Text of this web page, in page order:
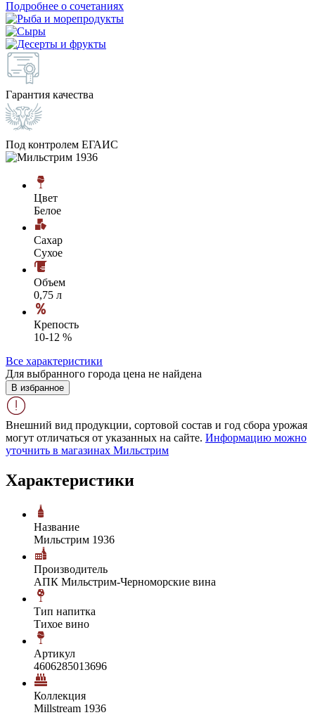
Подробнее о сочетаниях
Гарантия качества
Под контролем ЕГАИС
Цвет
Белое
Сахар
Сухое
Объем
0,75 л
Крепость
10-12 %
Все характеристики
Для выбранного города цена не найдена
В избранное
Внешний вид продукции, сортовой состав и год сбора урожая
могут отличаться от указанных на сайте. Информацию можно
уточнить в магазинах Мильстрим
Характеристики
Название
Мильстрим 1936
Производитель
АПК Мильстрим-Черноморские вина
Тип напитка
Тихое вино
Артикул
4606285013696
Коллекция
Millstream 1936